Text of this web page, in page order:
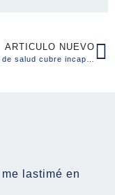
ARTICULO NUEVO
lastimé en